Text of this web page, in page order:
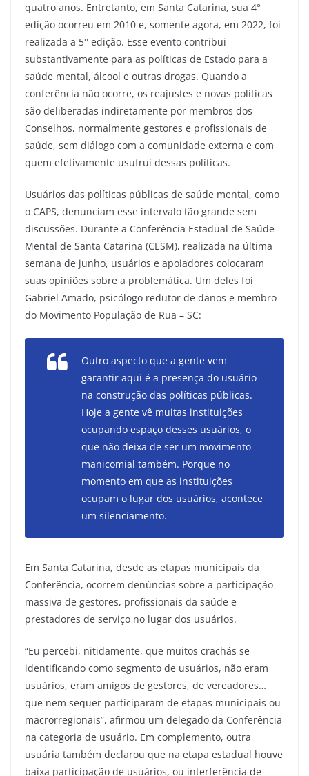
quatro anos. Entretanto, em Santa Catarina, sua 4°
edição ocorreu em 2010 e, somente agora, em 2022, foi
realizada a 5° edição. Esse evento contribui
substantivamente para as políticas de Estado para a
saúde mental, álcool e outras drogas. Quando a
conferência não ocorre, os reajustes e novas políticas
são deliberadas indiretamente por membros dos
Conselhos, normalmente gestores e profissionais de
saúde, sem diálogo com a comunidade externa e com
quem efetivamente usufrui dessas políticas.
Usuários das políticas públicas de saúde mental, como
o CAPS, denunciam esse intervalo tão grande sem
discussões. Durante a Conferência Estadual de Saúde
Mental de Santa Catarina (CESM), realizada na última
semana de junho, usuários e apoiadores colocaram
suas opiniões sobre a problemática. Um deles foi
Gabriel Amado, psicólogo redutor de danos e membro
do Movimento População de Rua – SC:
Outro aspecto que a gente vem
garantir aqui é a presença do usuário
na construção das políticas públicas.
Hoje a gente vê muitas instituições
ocupando espaço desses usuários, o
que não deixa de ser um movimento
manicomial também. Porque no
momento em que as instituições
ocupam o lugar dos usuários, acontece
um silenciamento.
Em Santa Catarina, desde as etapas municipais da
Conferência, ocorrem denúncias sobre a participação
massiva de gestores, profissionais da saúde e
prestadores de serviço no lugar dos usuários.
“Eu percebi, nitidamente, que muitos crachás se
identificando como segmento de usuários, não eram
usuários, eram amigos de gestores, de vereadores…
que nem sequer participaram de etapas municipais ou
macrorregionais”, afirmou um delegado da Conferência
na categoria de usuário. Em complemento, outra
usuária também declarou que na etapa estadual houve
baixa participação de usuários, ou interferência de